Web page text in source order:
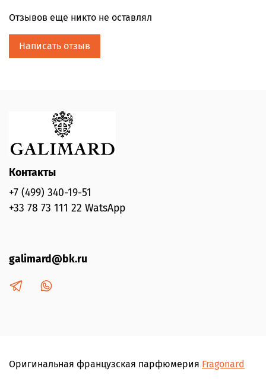
Отзывов еще никто не оставлял
Написать отзыв
Контакты
+7 (499) 340-19-51
+33 78 73 111 22 WatsApp
galimard@bk.ru
Оригинальная французская парфюмерия Fragonard